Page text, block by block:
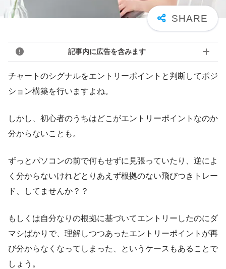
記事内に広告を含みます
チャートのシグナルをエントリーポイントと判断してポジ
ション構築を行いますよね。
しかし、初心者のうちはどこがエントリーポイントなのか
分からないことも。
ずっとパソコンの前で何もせずに見張っていたり、逆によ
く分からないけれどとりあえず根拠のない飛びつきトレー
ド、してませんか？？
もしくは自分なりの根拠に基づいてエントリーしたのにダ
マシばかりで、理解しつつあったエントリーポイントが再
び分からなくなってしまった、というケースもあることで
しょう。